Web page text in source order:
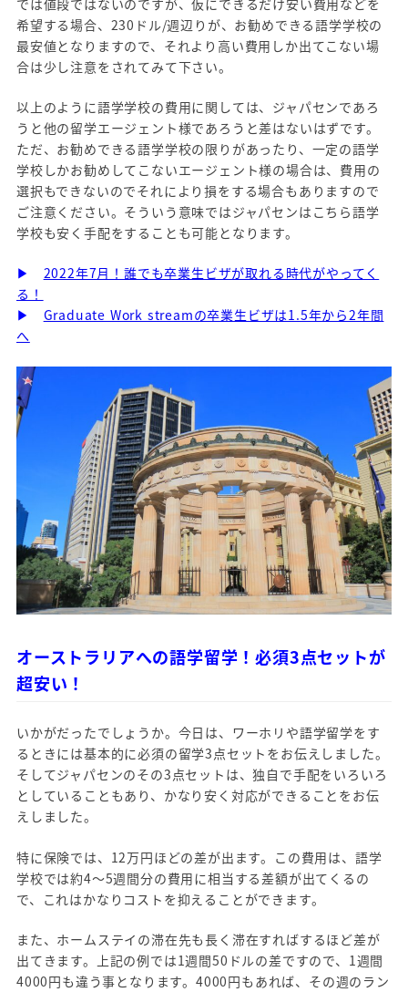
希望する場合、230ドル/週辺りが、お勧めできる語学学校の
最安値となりますので、それより高い費用しか出てこない場
合は少し注意をされてみて下さい。
以上のように語学学校の費用に関しては、ジャパセンであろ
うと他の留学エージェント様であろうと差はないはずです。
ただ、お勧めできる語学学校の限りがあったり、一定の語学
学校しかお勧めしてこないエージェント様の場合は、費用の
選択もできないのでそれにより損をする場合もありますので
ご注意ください。そういう意味ではジャパセンはこちら語学
学校も安く手配をすることも可能となります。
▶
2022年7月！誰でも卒業生ビザが取れる時代がやってく
る！
▶
Graduate Work streamの卒業生ビザは1.5年から2年間
へ
オーストラリアへの語学留学！必須3点セットが
超安い！
いかがだったでしょうか。今日は、ワーホリや語学留学をす
るときには基本的に必須の留学3点セットをお伝えしました。
そしてジャパセンのその3点セットは、独自で手配をいろいろ
としていることもあり、かなり安く対応ができることをお伝
えしました。
特に保険では、12万円ほどの差が出ます。この費用は、語学
学校では約4～5週間分の費用に相当する差額が出てくるの
で、これはかなりコストを抑えることができます。
また、ホームステイの滞在先も長く滞在すればするほど差が
出てきます。上記の例では1週間50ドルの差ですので、1週間
4000円も違う事となります。4000円もあれば、その週のラン